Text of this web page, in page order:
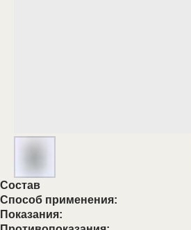
Состав
Способ применения:
Показания: